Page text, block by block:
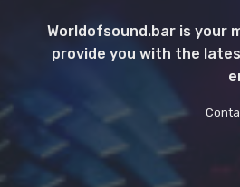
Worldofsound.bar is your
provide you with the